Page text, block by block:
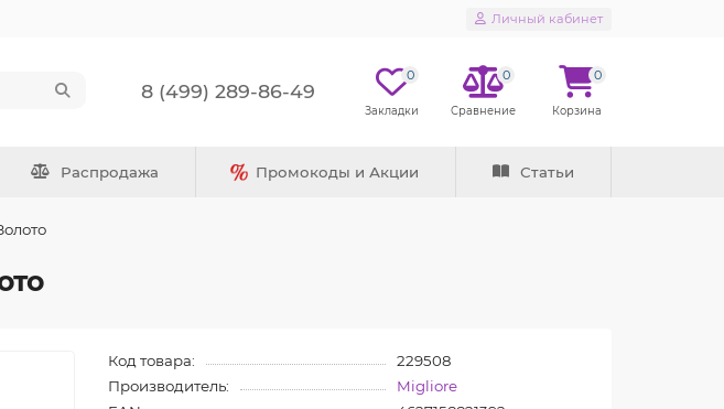
Личный кабинет
8 (499) 289-86-49
0 0 0
Распродажа Промокоды и Акции Статьи
Код товара:
229508
Производитель:
Migliore